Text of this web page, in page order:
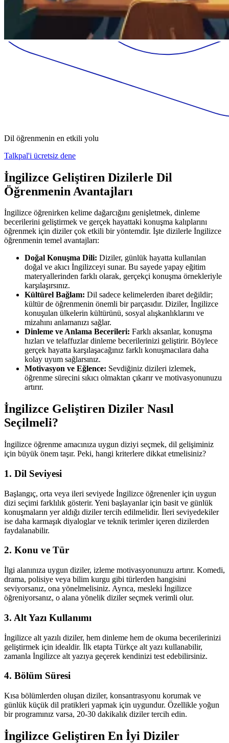
Dil öğrenmenin en etkili yolu
Talkpal'i ücretsiz dene
İngilizce Geliştiren Dizilerle Dil
Öğrenmenin Avantajları
İngilizce öğrenirken kelime dağarcığını genişletmek, dinleme
becerilerini geliştirmek ve gerçek hayattaki konuşma kalıplarını
öğrenmek için diziler çok etkili bir yöntemdir. İşte dizilerle İngilizce
öğrenmenin temel avantajları:
Doğal Konuşma Dili: Diziler, günlük hayatta kullanılan
doğal ve akıcı İngilizceyi sunar. Bu sayede yapay eğitim
materyallerinden farklı olarak, gerçekçi konuşma örnekleriyle
karşılaşırsınız.
Kültürel Bağlam: Dil sadece kelimelerden ibaret değildir;
kültür de öğrenmenin önemli bir parçasıdır. Diziler, İngilizce
konuşulan ülkelerin kültürünü, sosyal alışkanlıklarını ve
mizahını anlamanızı sağlar.
Dinleme ve Anlama Becerileri: Farklı aksanlar, konuşma
hızları ve telaffuzlar dinleme becerilerinizi geliştirir. Böylece
gerçek hayatta karşılaşacağınız farklı konuşmacılara daha
kolay uyum sağlarsınız.
Motivasyon ve Eğlence: Sevdiğiniz dizileri izlemek,
öğrenme sürecini sıkıcı olmaktan çıkarır ve motivasyonunuzu
artırır.
İngilizce Geliştiren Diziler Nasıl
Seçilmeli?
İngilizce öğrenme amacınıza uygun diziyi seçmek, dil gelişiminiz
için büyük önem taşır. Peki, hangi kriterlere dikkat etmelisiniz?
1. Dil Seviyesi
Başlangıç, orta veya ileri seviyede İngilizce öğrenenler için uygun
dizi seçimi farklılık gösterir. Yeni başlayanlar için basit ve günlük
konuşmaların yer aldığı diziler tercih edilmelidir. İleri seviyedekiler
ise daha karmaşık diyaloglar ve teknik terimler içeren dizilerden
faydalanabilir.
2. Konu ve Tür
İlgi alanınıza uygun diziler, izleme motivasyonunuzu artırır. Komedi,
drama, polisiye veya bilim kurgu gibi türlerden hangisini
seviyorsanız, ona yönelmelisiniz. Ayrıca, mesleki İngilizce
öğreniyorsanız, o alana yönelik diziler seçmek verimli olur.
3. Alt Yazı Kullanımı
İngilizce alt yazılı diziler, hem dinleme hem de okuma becerilerinizi
geliştirmek için idealdir. İlk etapta Türkçe alt yazı kullanabilir,
zamanla İngilizce alt yazıya geçerek kendinizi test edebilirsiniz.
4. Bölüm Süresi
Kısa bölümlerden oluşan diziler, konsantrasyonu korumak ve
günlük küçük dil pratikleri yapmak için uygundur. Özellikle yoğun
bir programınız varsa, 20-30 dakikalık diziler tercih edin.
İngilizce Geliştiren En İyi Diziler